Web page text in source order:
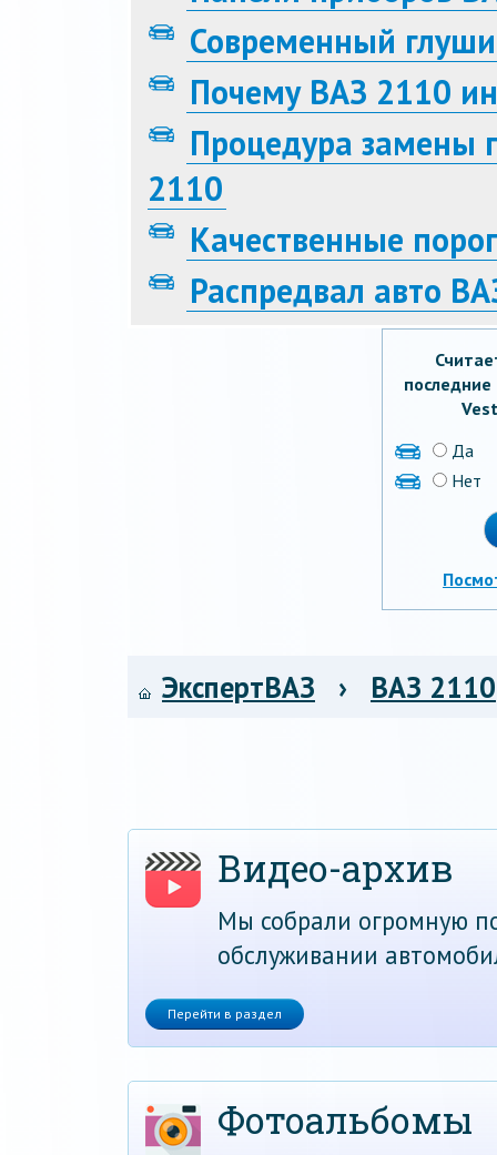
Современный
Почему ВАЗ 2110
Процедура замены
2110
Качественные
Распредвал авто
Да
Нет
ЭкспертВАЗ › ВАЗ 2110
Видео-архив
Мы собрали огромную
обслуживании
Перейти в раздел
Фотоальбомы